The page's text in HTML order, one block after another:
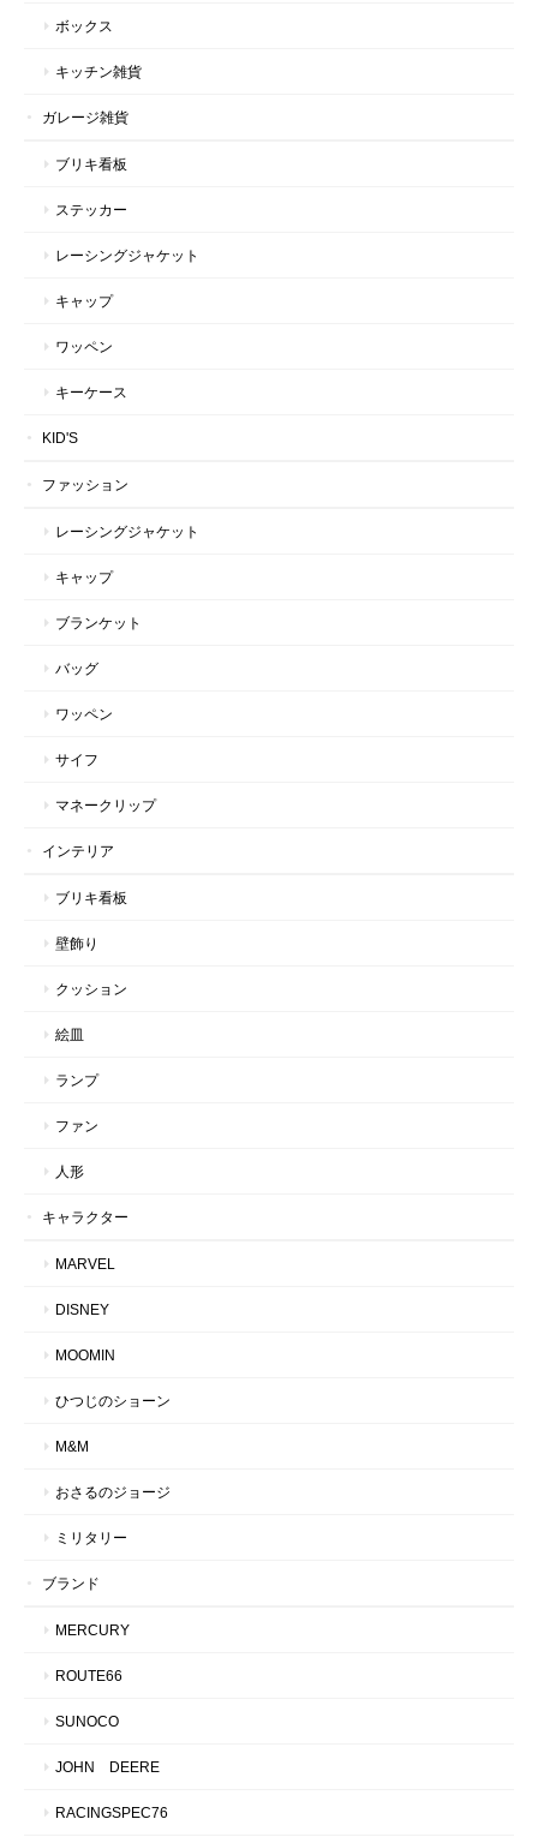
ボックス
キッチン雑貨
ガレージ雑貨
ブリキ看板
ステッカー
レーシングジャケット
キャップ
ワッペン
キーケース
KID'S
ファッション
レーシングジャケット
キャップ
ブランケット
バッグ
ワッペン
サイフ
マネークリップ
インテリア
ブリキ看板
壁飾り
クッション
絵皿
ランプ
ファン
人形
キャラクター
MARVEL
DISNEY
MOOMIN
ひつじのショーン
M&M
おさるのジョージ
ミリタリー
ブランド
MERCURY
ROUTE66
SUNOCO
JOHN DEERE
RACINGSPEC76